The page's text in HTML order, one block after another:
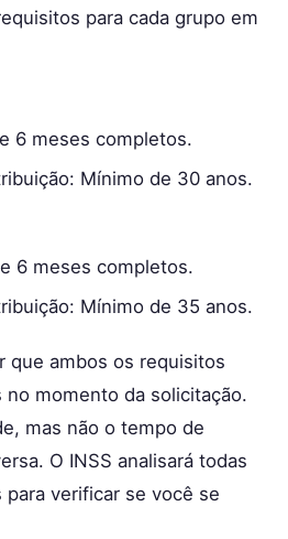
para cada grupo em
6 meses completos.
Mínimo de 30 anos.
6 meses completos.
Mínimo de 35 anos.
que ambos os requisitos
momento da solicitação.
mas não o tempo de
O INSS analisará todas
verificar se você se